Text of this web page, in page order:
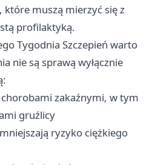
które muszą mierzyć się z
profilaktyką.
Tygodnia Szczepień warto
nie są sprawą wyłącznie
zakaźnymi, w tym
gruźlicy
ryzyko ciężkiego